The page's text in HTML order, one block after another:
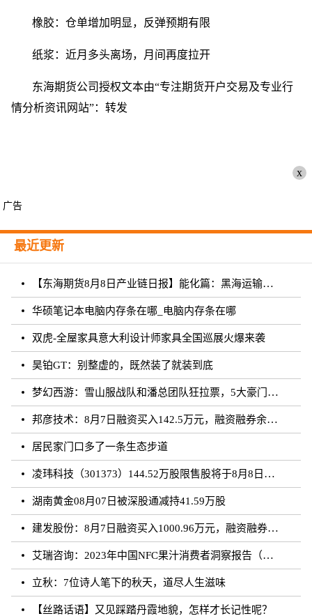
橡胶：仓单增加明显，反弹预期有限
纸浆：近月多头离场，月间再度拉开
东海期货公司授权文本由“专注期货开户交易及专业行
情分析资讯网站”：转发
x
广告
最近更新
【东海期货8月8日产业链日报】能化篇：黑海运输风险未发酵，油价下跌
华硕笔记本电脑内存条在哪_电脑内存条在哪
双虎-全屋家具意大利设计师家具全国巡展火爆来袭
昊铂GT：别整虚的，既然装了就装到底
梦幻西游：雪山服战队和潘总团队狂拉票，5大豪门带花果山打服战
邦彦技术：8月7日融资买入142.5万元，融资融券余额5198.17万元
居民家门口多了一条生态步道
凌玮科技（301373）144.52万股限售股将于8月8日解禁上市，占总股本1.33%
湖南黄金08月07日被深股通减持41.59万股
建发股份：8月7日融资买入1000.96万元，融资融券余额4.87亿元
艾瑞咨询：2023年中国NFC果汁消费者洞察报告（附下载）
立秋：7位诗人笔下的秋天，道尽人生滋味
【丝路话语】又见踩踏丹霞地貌，怎样才长记性呢？